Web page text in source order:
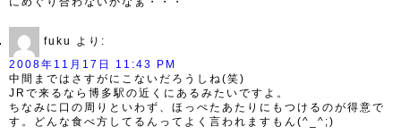
fuku
より:
2008年11月17日 11:43 PM
中間まではさすがにこないだろうしね(笑)
JRで来るなら博多駅の近くにあるみたいですよ。
ちなみに口の周りといわず、ほっぺたあたりにもつけるのが得意で
す。どんな食べ方してるんってよく言われますもん(^_^;)